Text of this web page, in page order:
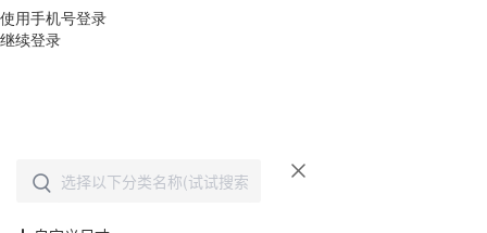
使用手机号登录
继续登录